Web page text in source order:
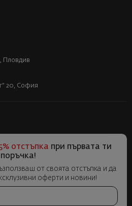
Пловдив
20, София
отстъпка при първата ти
поръчка!
от своята отстъпка и да
оферти и новини!